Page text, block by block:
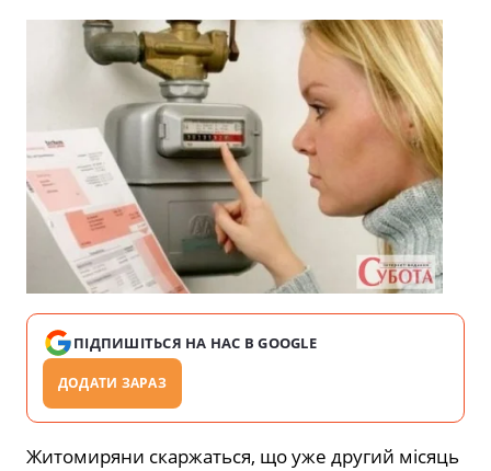
ПІДПИШІТЬСЯ НА НАС В GOOGLE
ДОДАТИ ЗАРАЗ
Житомиряни скаржаться, що уже другий місяць